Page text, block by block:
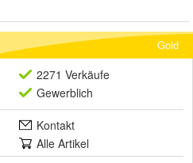
Gold
2271 Verkäufe
Gewerblich
Kontakt
Alle Artikel